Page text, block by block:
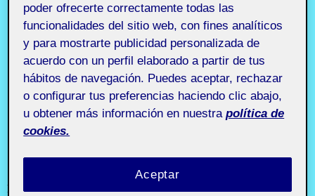
herramientas
de
portfolio
aula 3
Laboratorio de herramientas de portfolio aula 3
poder ofrecerte correctamente todas las
funcionalidades del sitio web, con fines analíticos
y para mostrarte publicidad personalizada de
acuerdo con un perfil elaborado a partir de tus
hábitos de navegación. Puedes aceptar, rechazar
o configurar tus preferencias haciendo clic abajo,
u obtener más información en nuestra política de
cookies.
Aceptar